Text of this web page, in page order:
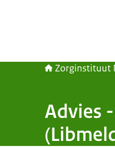
Zorginstituut
Advies